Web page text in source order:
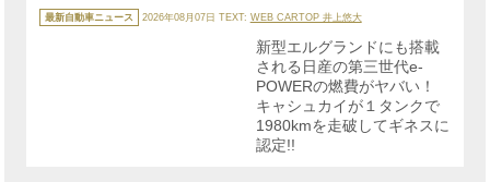
カ
テ
ゴ
最新自動車ニュース 2026年08月07日 TEXT: WEB CARTOP 井上悠大
新型エルグランドにも搭載
される日産の第三世代e-
POWERの燃費がヤバい！
キャシュカイが１タンクで
1980kmを走破してギネスに
認定!!